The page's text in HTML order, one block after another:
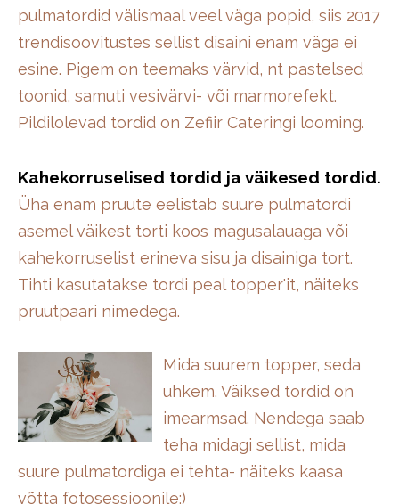
pulmatordid välismaal veel väga popid, siis 2017
trendisoovitustes sellist disaini enam väga ei
esine. Pigem on teemaks värvid, nt pastelsed
toonid, samuti vesivärvi- või marmorefekt.
Pildilolevad tordid on Zefiir Cateringi looming.
Kahekorruselised tordid ja väikesed tordid.
Üha enam pruute eelistab suure pulmatordi
asemel väikest torti koos magusalauaga või
kahekorruselist erineva sisu ja disainiga tort.
Tihti kasutatakse tordi peal topper'it, näiteks
pruutpaari nimedega.
Mida suurem topper, seda
uhkem. Väiksed tordid on
imearmsad. Nendega saab
teha midagi sellist, mida
suure pulmatordiga ei tehta- näiteks kaasa
võtta fotosessioonile:)